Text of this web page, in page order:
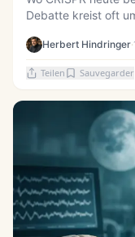
Debatte kreist oft
Herbert Hindringer·
Teilen Sauvegarder